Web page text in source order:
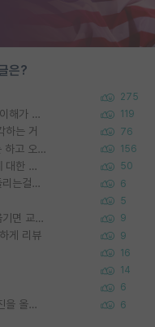
은?
275
대학원생들 교수에게 가스라이팅 당한 것은 이해가 갑니다. 안타깝네요. 119
하는 거 76
석사입학예정생 분들! 제발 어느 정도 각오는 하고 오세요. 156
포스텍 억까에 대해 (동문의 학문적 아웃풋에 대한 반박) 50
왜 후배가 못하는걸 교수님은 내 책임으로 돌리는걸까요? 6
5
SSH 박사과정을 그만두고 지방대 박사로 옮기면 교수의 꿈은 끝일까요? 9
게 리뷰 9
16
14
6
정보보안 연구하는 입장에선 식별가능한 사진을 올리는건 비추이긴함 6